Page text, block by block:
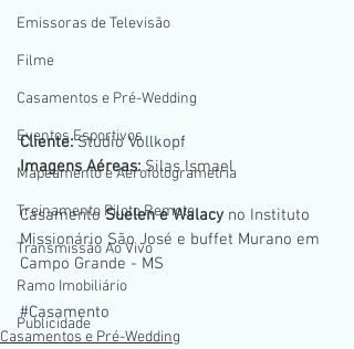
Emissoras de Televisão
Filme
Casamentos e Pré-Wedding
Eventos Esportivos
Mapeamento e Aerofotogrametria
Treinamento Piloto Remoto
Transmissão Ao Vivo
Ramo Imobiliário
Publicidade
Cliente: Studio Vollkopf
Imagens Aéreas: Silas Ismael
Casamento Suelen e Walacy no Instituto
Missionário São José e buffet Murano em
Campo Grande - MS
#Casamento
Casamentos e Pré-Wedding